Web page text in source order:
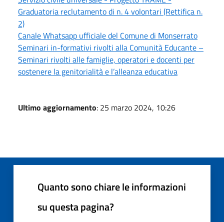
Graduatoria reclutamento di n. 4 volontari (Rettifica n.
2)
Canale Whatsapp ufficiale del Comune di Monserrato
Seminari in-formativi rivolti alla Comunità Educante –
Seminari rivolti alle famiglie, operatori e docenti per
sostenere la genitorialità e l’alleanza educativa
Ultimo aggiornamento: 25 marzo 2024, 10:26
Quanto sono chiare le informazioni
su questa pagina?